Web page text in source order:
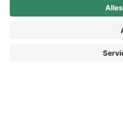
Rechnungskauf